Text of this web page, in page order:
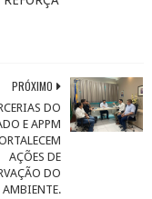
PRÓXIMO
DO
E APPM
AÇÕES DE
DO